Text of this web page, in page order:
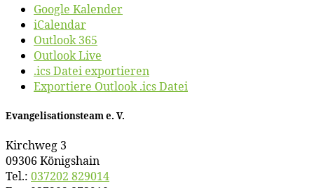
Google Kalender
iCalendar
Outlook 365
Outlook Live
.ics Datei exportieren
Exportiere Outlook .ics Datei
Evan­ge­li­sa­ti­ons­team e. V.
Kirch­weg 3
09306 Königshain
Tel.: 037202 829014